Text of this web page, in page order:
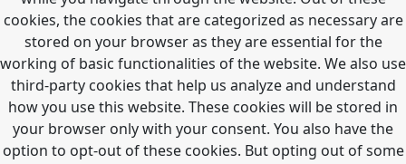
cookies, the cookies that are categorized as necessary are
stored on your browser as they are essential for the
working of basic functionalities of the website. We also use
third-party cookies that help us analyze and understand
how you use this website. These cookies will be stored in
your browser only with your consent. You also have the
option to opt-out of these cookies. But opting out of some